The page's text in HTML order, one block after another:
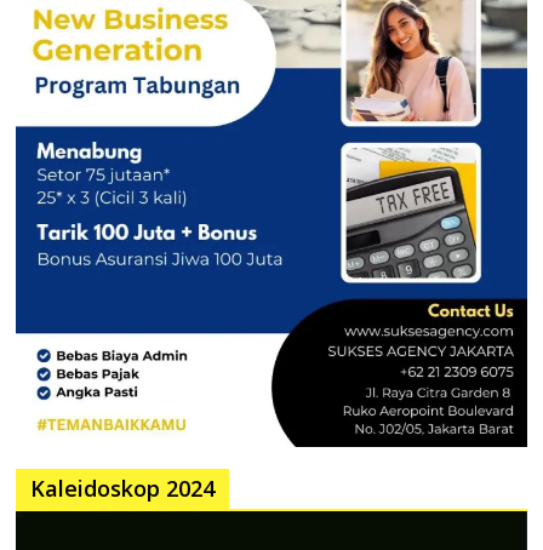
Kaleidoskop 2024